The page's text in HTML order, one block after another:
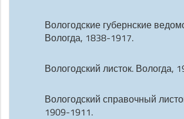
Вологодские губернские
Вологда, 1838-1917.
Вологодский листок. Вологда,
Вологодский справочный
1909-1911.